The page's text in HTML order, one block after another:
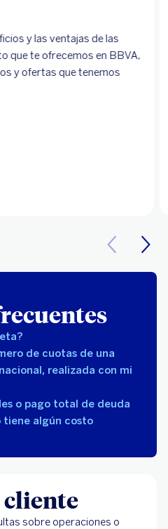
y las ventajas de las
que te ofrecemos en BBVA,
y ofertas que tenemos
de cuotas de una
realizada con mi
o pago total de deuda
algún costo
sobre operaciones o